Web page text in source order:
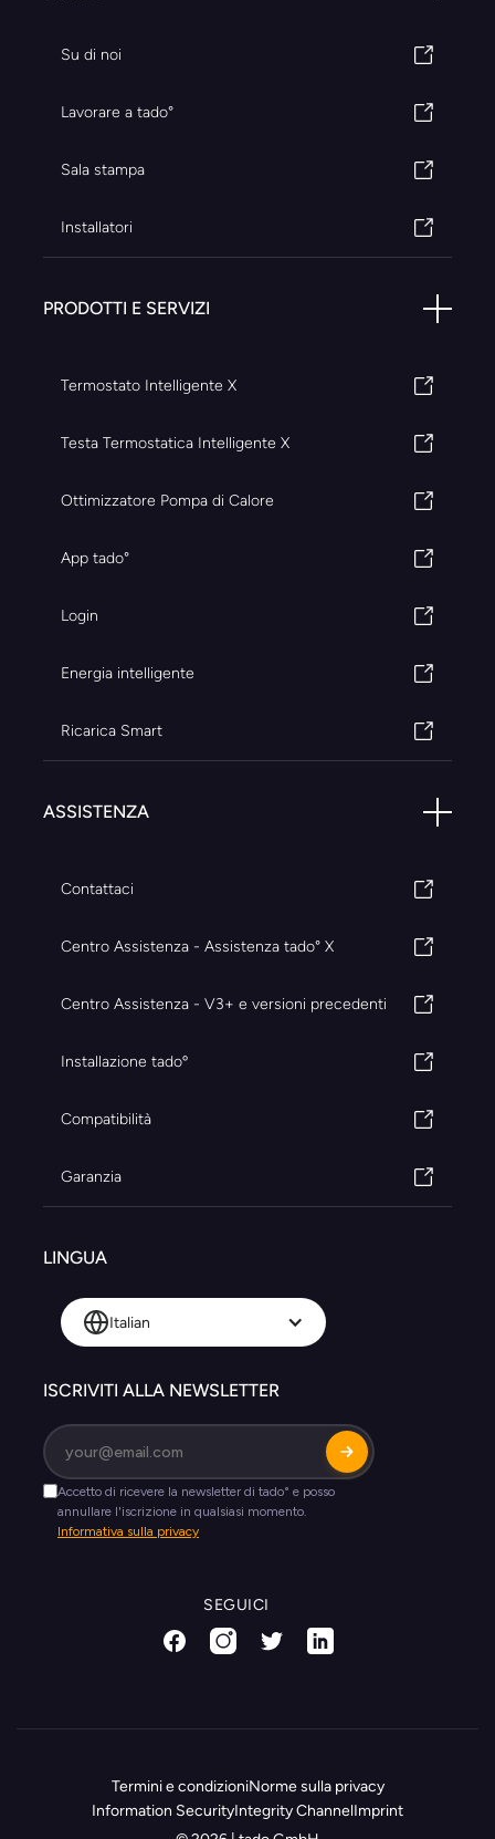
Su di noi
Lavorare a tado°
Sala stampa
Installatori
PRODOTTI E SERVIZI
Termostato Intelligente X
Testa Termostatica Intelligente X
Ottimizzatore Pompa di Calore
App tado°
Login
Energia intelligente
Ricarica Smart
ASSISTENZA
Contattaci
Centro Assistenza - Assistenza tado° X
Centro Assistenza - V3+ e versioni precedenti
Installazione tadoº
Compatibilità
Garanzia
LINGUA
Italian
ISCRIVITI ALLA NEWSLETTER
SEGUICI
Termini e condizioniNorme sulla privacy
Information SecurityIntegrity ChannelImprint